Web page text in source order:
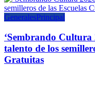
GeneralesPrincipal
‘Sembrando Cultura
talento de los
Gratuitas